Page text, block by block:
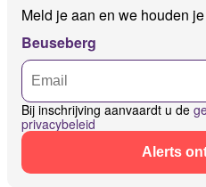
Meld je aan en we houden
Beuseberg
Bij inschrijving aanvaardt u de
privacybeleid
Alerts